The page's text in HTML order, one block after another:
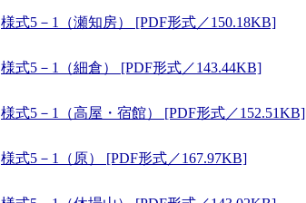
様式5－1（瀬知房） [PDF形式／150.18KB]
様式5－1（細倉） [PDF形式／143.44KB]
様式5－1（高屋・宿館） [PDF形式／152.51KB]
様式5－1（原） [PDF形式／167.97KB]